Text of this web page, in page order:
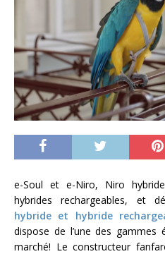
e-Soul et e-Niro, Niro
hybrides rechargeables, et
hybride et hybride
dispose de l’une des gammes
marché! Le constructeur